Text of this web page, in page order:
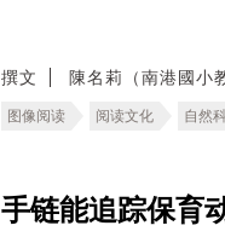
撰文 陳名莉（南港國小
图像阅读 阅读文化 自然
手链能追踪保育